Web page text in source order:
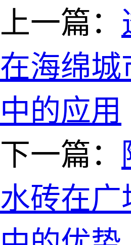
上一篇：
在海绵城
中的应用
下一篇：
水砖在广